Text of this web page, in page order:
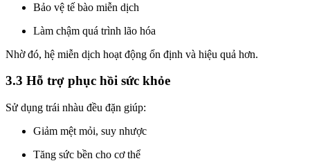
Bảo vệ tế bào miễn dịch
Làm chậm quá trình lão hóa
Nhờ đó, hệ miễn dịch hoạt động ổn định và hiệu quả hơn.
3.3 Hỗ trợ phục hồi sức khỏe
Sử dụng trái nhàu đều đặn giúp:
Giảm mệt mỏi, suy nhược
Tăng sức bền cho cơ thể